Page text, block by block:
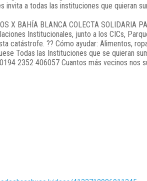
invita a todas las instituciones que quieran